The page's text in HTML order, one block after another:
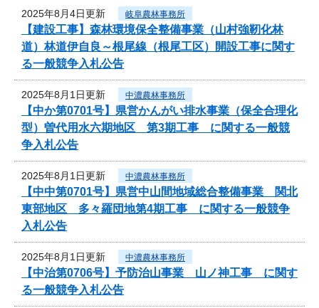
2025年8月4日更新 岐阜農林事務所
【建設工事】森林環境保全整備事業（山村強靭化林
道）林道伊自良～根尾線（根尾工区）開設工事に関す
る一般競争入札公告
2025年8月1日更新 中濃農林事務所
【中か第0701号】県営かんがい排水事業（保全合理化
型）曽代用水六期地区 第3期工事 に関する一般競
争入札公告
2025年8月1日更新 中濃農林事務所
【中中第0701号】県営中山間地域総合整備事業 関北
東部地区 多々羅団地第4期工事 に関する一般競争
入札公告
2025年8月1日更新 中濃農林事務所
【中治第0706号】予防治山事業 山ノ神工事 に関す
る一般競争入札公告